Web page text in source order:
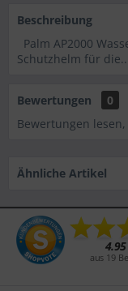
Beschreibung
Palm AP2000
Schutzhelm für die...
Bewertungen
0
Bewertungen
Ähnliche Artikel